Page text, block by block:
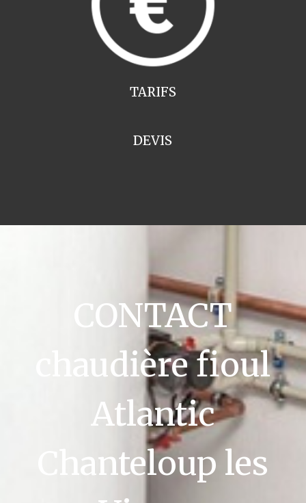
TARIFS
DEVIS
CONTACT
chaudière fioul
Atlantic
Chanteloup les